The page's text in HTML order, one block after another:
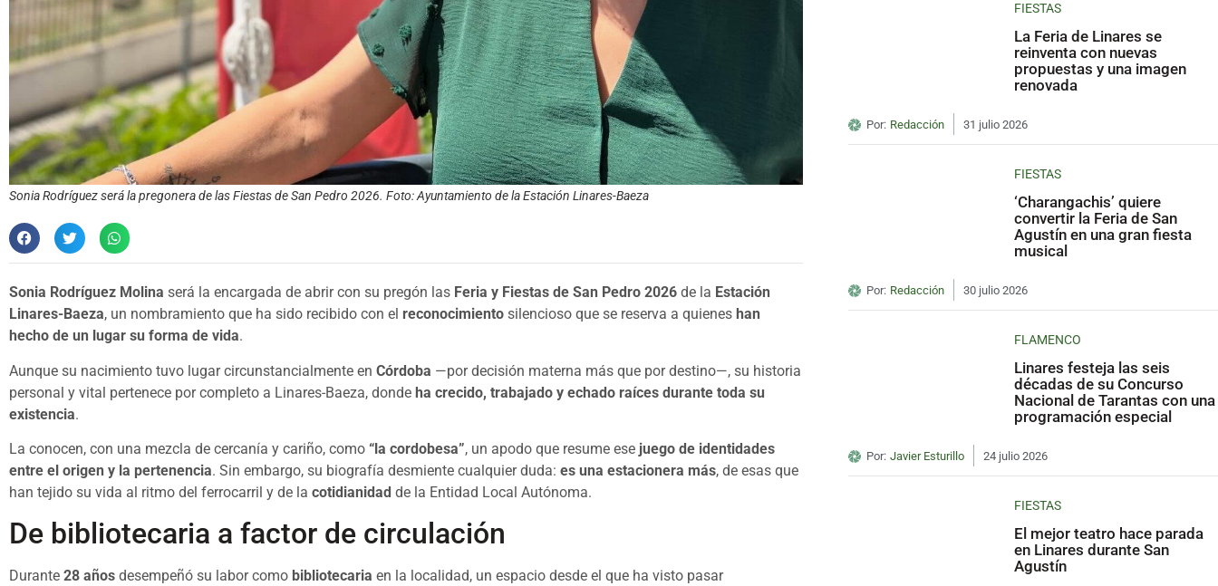
Sonia Rodríguez será la pregonera de las Fiestas de San Pedro 2026. Foto: Ayuntamiento de la Estación Linares-Baeza
Sonia Rodríguez Molina será la encargada de abrir con su pregón las Feria y Fiestas de San Pedro 2026 de la Estación
Linares-Baeza, un nombramiento que ha sido recibido con el reconocimiento silencioso que se reserva a quienes han
hecho de un lugar su forma de vida.
Aunque su nacimiento tuvo lugar circunstancialmente en Córdoba —por decisión materna más que por destino—, su historia
personal y vital pertenece por completo a Linares-Baeza, donde ha crecido, trabajado y echado raíces durante toda su
existencia.
La conocen, con una mezcla de cercanía y cariño, como “la cordobesa”, un apodo que resume ese juego de identidades
entre el origen y la pertenencia. Sin embargo, su biografía desmiente cualquier duda: es una estacionera más, de esas que
han tejido su vida al ritmo del ferrocarril y de la cotidianidad de la Entidad Local Autónoma.
De bibliotecaria a factor de circulación
Durante 28 años desempeñó su labor como bibliotecaria en la localidad, un espacio desde el que ha visto pasar
FIESTAS
La Feria de Linares se
reinventa con nuevas
propuestas y una imagen
renovada
Por: Redacción 31 julio 2026
FIESTAS
‘Charangachis’ quiere
convertir la Feria de San
Agustín en una gran fiesta
musical
Por: Redacción 30 julio 2026
FLAMENCO
Linares festeja las seis
décadas de su Concurso
Nacional de Tarantas con una
programación especial
Por: Javier Esturillo 24 julio 2026
FIESTAS
El mejor teatro hace parada
en Linares durante San
Agustín